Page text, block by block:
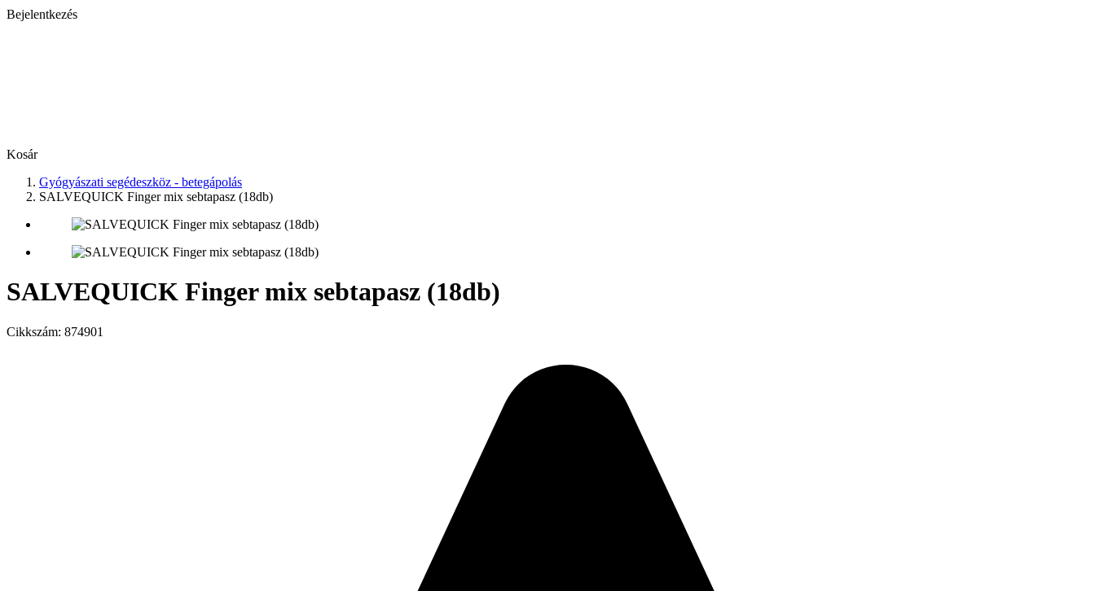
Bejelentkezés
Kosár
Gyógyászati segédeszköz - betegápolás
SALVEQUICK Finger mix sebtapasz (18db)
SALVEQUICK Finger mix sebtapasz (18db)
Cikkszám: 874901